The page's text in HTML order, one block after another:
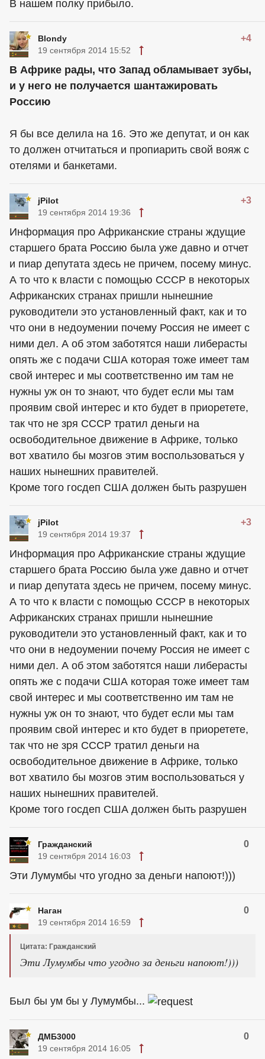
В нашем полку прибыло.
Blondy +4
19 сентября 2014 15:52
В Африке рады, что Запад обламывает зубы,
и у него не получается шантажировать
Россию
Я бы все делила на 16. Это же депутат, и он как
то должен отчитаться и пропиарить свой вояж с
отелями и банкетами.
jPilot +3
19 сентября 2014 19:36
Информация про Африканские страны ждущие
старшего брата Россию была уже давно и отчет
и пиар депутата здесь не причем, посему минус.
А то что к власти с помощью СССР в некоторых
Африканских странах пришли нынешние
руководители это установленный факт, как и то
что они в недоумении почему Россия не имеет с
ними дел. А об этом заботятся наши либерасты
опять же с подачи США которая тоже имеет там
свой интерес и мы соответственно им там не
нужны уж он то знают, что будет если мы там
проявим свой интерес и кто будет в приоретете,
так что не зря СССР тратил деньги на
освободительное движение в Африке, только
вот хватило бы мозгов этим воспользоваться у
наших нынешних правителей.
Кроме того госдеп США должен быть разрушен
jPilot +3
19 сентября 2014 19:37
Информация про Африканские страны ждущие
старшего брата Россию была уже давно и отчет
и пиар депутата здесь не причем, посему минус.
А то что к власти с помощью СССР в некоторых
Африканских странах пришли нынешние
руководители это установленный факт, как и то
что они в недоумении почему Россия не имеет с
ними дел. А об этом заботятся наши либерасты
опять же с подачи США которая тоже имеет там
свой интерес и мы соответственно им там не
нужны уж он то знают, что будет если мы там
проявим свой интерес и кто будет в приоретете,
так что не зря СССР тратил деньги на
освободительное движение в Африке, только
вот хватило бы мозгов этим воспользоваться у
наших нынешних правителей.
Кроме того госдеп США должен быть разрушен
Гражданский 0
19 сентября 2014 16:03
Эти Лумумбы что угодно за деньги напоют!)))
Наган 0
19 сентября 2014 16:59
Цитата: Гражданский
Эти Лумумбы что угодно за деньги напоют!)))
Был бы ум бы у Лумумбы...
ДМБ3000 0
19 сентября 2014 16:05